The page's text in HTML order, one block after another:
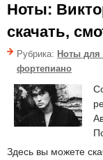
Ноты:
скачать,
Рубрика: Ноты для
фортепиано
Здесь вы можете